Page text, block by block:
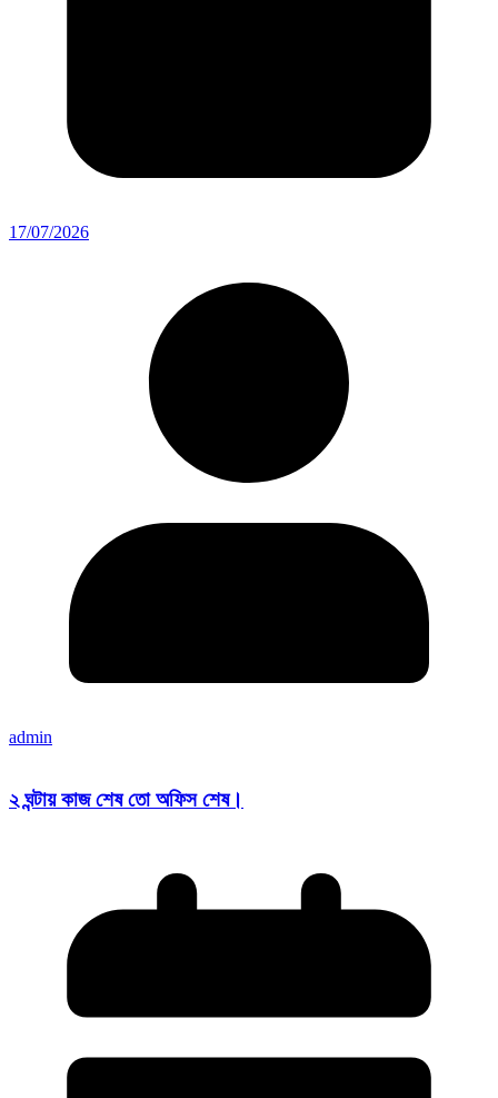
17/07/2026
admin
২ ঘন্টায় কাজ শেষ তো অফিস শেষ।